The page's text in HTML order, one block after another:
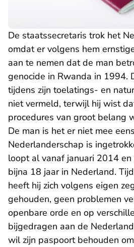
De staatssecretaris trok het
omdat er volgens hem
aan te nemen dat de man
genocide in Rwanda in 1994.
tijdens zijn toelatings- en
niet vermeld, terwijl hij wist
procedures van groot belang
De man is het er niet mee
Nederlanderschap is
loopt al vanaf januari 2014
bijna 18 jaar in Nederland.
heeft hij zich volgens eigen
gehouden, geen problemen
openbare orde en op
bijgedragen aan de
wil zijn paspoort behouden